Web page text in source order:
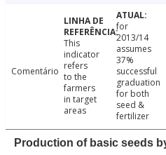
Comentário
This
indicator
refers
to the
farmers
in target
areas
for
2013/14
assumes
37%
successful
graduation
for both
seed &
fertilizer
Production of basic seeds